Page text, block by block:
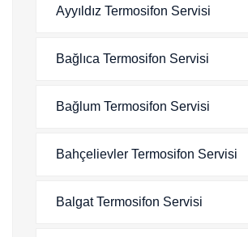
Ayyıldız Termosifon Servisi
Bağlıca Termosifon Servisi
Bağlum Termosifon Servisi
Bahçelievler Termosifon Servisi
Balgat Termosifon Servisi